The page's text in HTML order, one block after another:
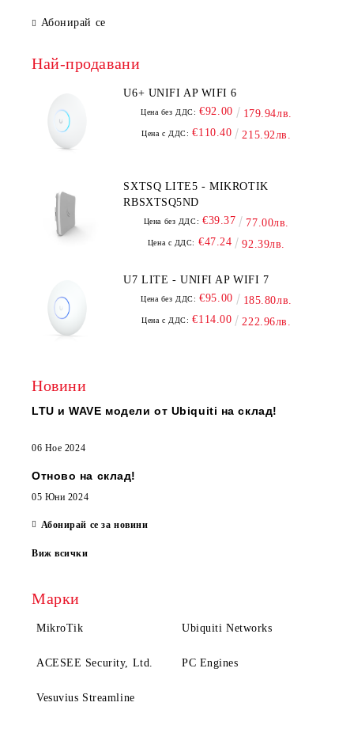
Абонирай се
Най-продавани
U6+ UNIFI AP WIFI 6
Цена без ДДС: €92.00 179.94лв.
Цена с ДДС: €110.40 215.92лв.
SXTSQ LITE5 - MIKROTIK
RBSXTSQ5ND
Цена без ДДС: €39.37 77.00лв.
Цена с ДДС: €47.24 92.39лв.
U7 LITE - UNIFI AP WIFI 7
Цена без ДДС: €95.00 185.80лв.
Цена с ДДС: €114.00 222.96лв.
Новини
LTU и WAVE модели от Ubiquiti на склад!
06 Ное 2024
Отново на склад!
05 Юни 2024
Абонирай се за новини
Виж всички
Марки
MikroTik Ubiquiti Networks
ACESEE Security, Ltd. PC Engines
Vesuvius Streamline